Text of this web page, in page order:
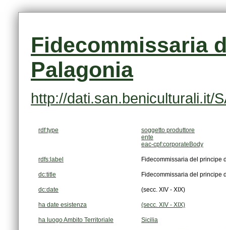
Palagonia
http://dati.san.beniculturali.it/
rdf:type
soggetto produttore
ente
eac-cpf:corporateBody
rdfs:label Fidecommissaria del principe
dc:title Fidecommissaria del principe
dc:date (secc. XIV - XIX)
ha date esistenza (secc. XIV - XIX)
ha luogo Ambito Territoriale Sicilia